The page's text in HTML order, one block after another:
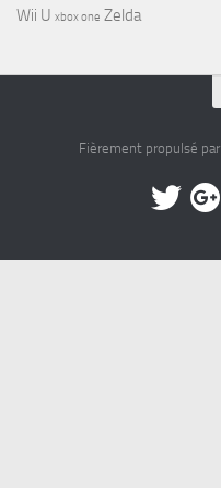
Wii U xbox one Zelda
Fièrement propulsé par